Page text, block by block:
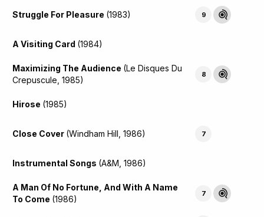
Struggle For Pleasure (1983) 9
A Visiting Card (1984)
Maximizing The Audience (Le Disques Du
Crepuscule, 1985)
8
Hirose (1985)
Close Cover (Windham Hill, 1986) 7
Instrumental Songs (A&M, 1986)
A Man Of No Fortune, And With A Name
To Come (1986)
7